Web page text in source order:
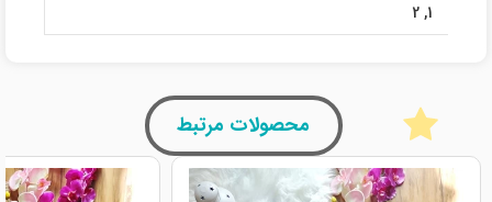
1
,
2
محصولات مرتبط